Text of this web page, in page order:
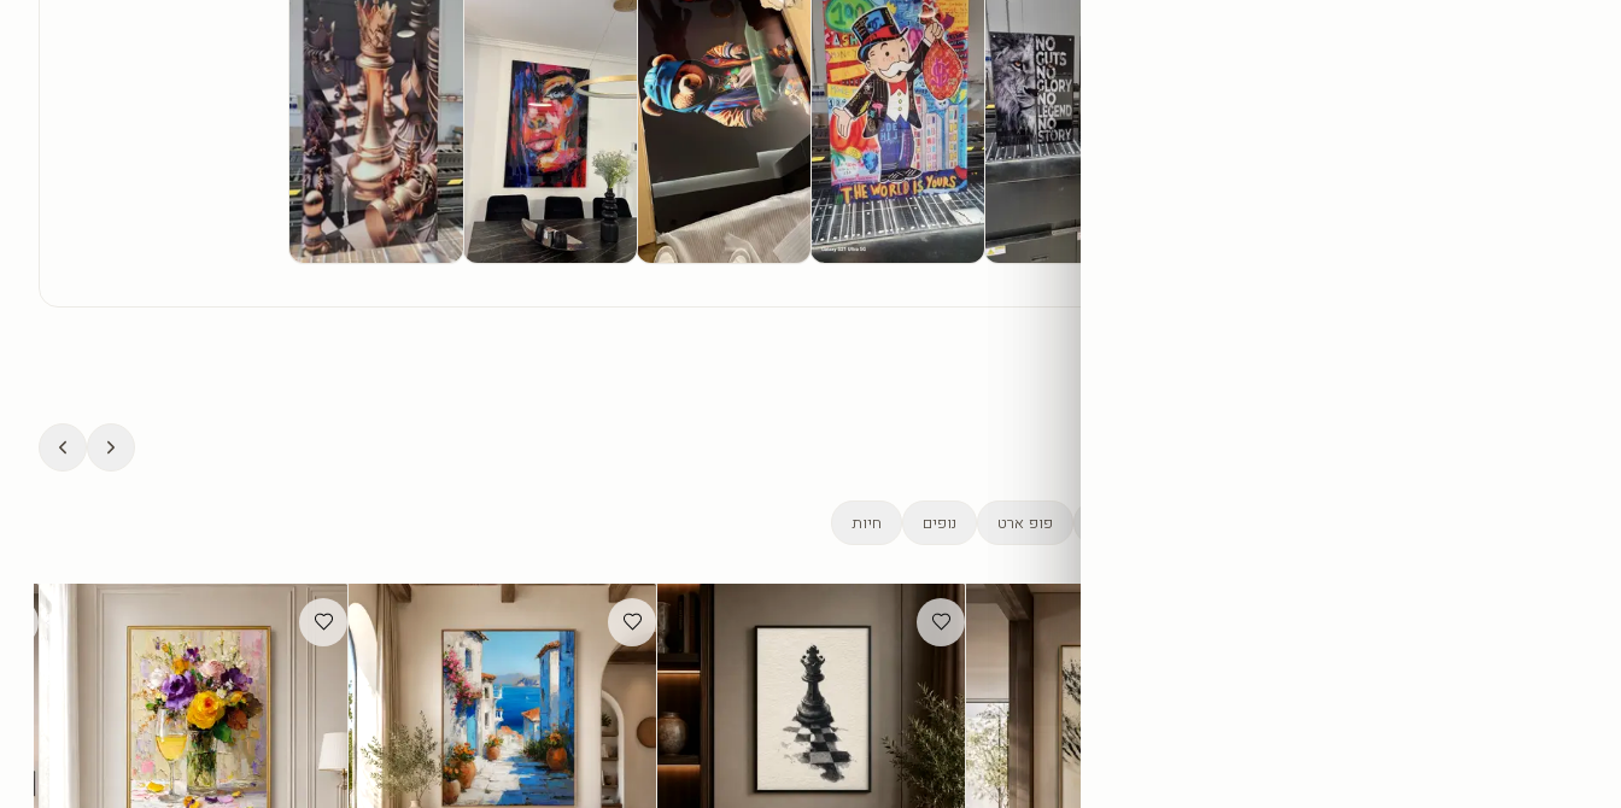
פופ ארט נופים חיות